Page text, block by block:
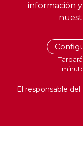
información
El responsable